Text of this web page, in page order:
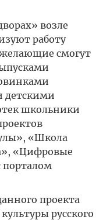
возле
работу
смогут
детскими
школьники
«Школа
«Цифровые
проекта
русского